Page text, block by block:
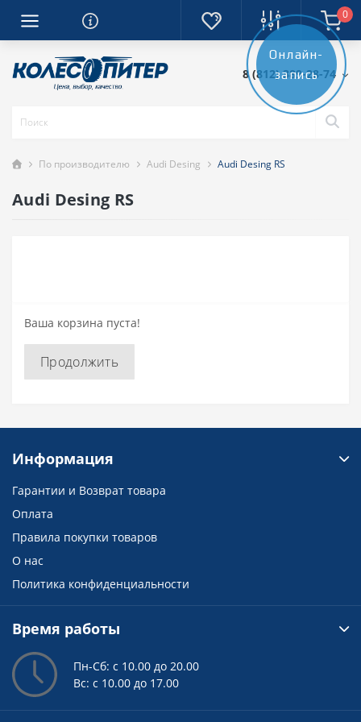
0
8 (812) 389-28-74
По производителю Audi Desing Audi Desing RS
Audi Desing RS
Ваша корзина пуста!
Продолжить
Онлайн-
запись
Информация
Гарантии и Возврат товара
Оплата
Правила покупки товаров
О нас
Политика конфиденциальности
Время работы
Пн-Сб: с 10.00 до 20.00
Вс: с 10.00 до 17.00